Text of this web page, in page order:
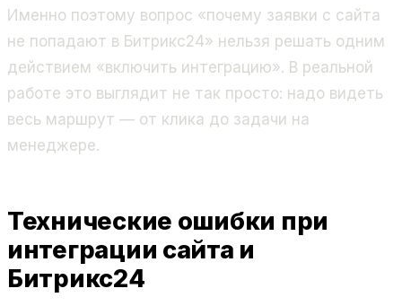
Именно поэтому вопрос «почему заявки с сайта
не попадают в Битрикс24» нельзя решать одним
действием «включить интеграцию». В реальной
работе это выглядит не так просто: надо видеть
весь маршрут — от клика до задачи на
менеджере.
Технические ошибки при
интеграции сайта и
Битрикс24